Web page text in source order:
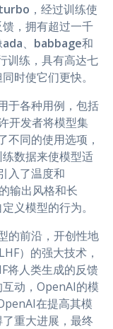
，经过训练使
，拥有超过一千
ada、 babbage和
训练，具有高达七
时使它们更快。
于各种用例，包括
开发者将模型集
不同的使用选项，
数据来使模型适
入了温度和
输出风格和长
义模型的行为。
的前沿，开创性地
）的强大技术，
将人类生成的反馈
动，OpenAI的模
在提高其模
重大进展，最终